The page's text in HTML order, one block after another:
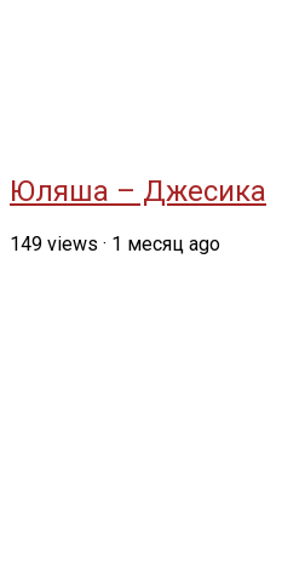
Юляша – Джесика
149 views · 1 месяц ago